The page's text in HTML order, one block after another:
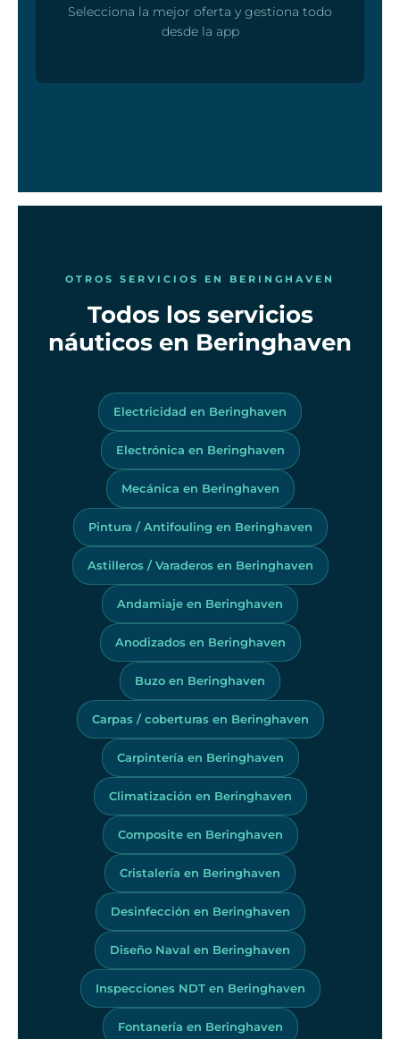
Selecciona la mejor oferta y gestiona todo
desde la app
OTROS SERVICIOS EN BERINGHAVEN
Todos los servicios
náuticos en Beringhaven
Electricidad en Beringhaven
Electrónica en Beringhaven
Mecánica en Beringhaven
Pintura / Antifouling en Beringhaven
Astilleros / Varaderos en Beringhaven
Andamiaje en Beringhaven
Anodizados en Beringhaven
Buzo en Beringhaven
Carpas / coberturas en Beringhaven
Carpintería en Beringhaven
Climatización en Beringhaven
Composite en Beringhaven
Cristalería en Beringhaven
Desinfección en Beringhaven
Diseño Naval en Beringhaven
Inspecciones NDT en Beringhaven
Fontanería en Beringhaven